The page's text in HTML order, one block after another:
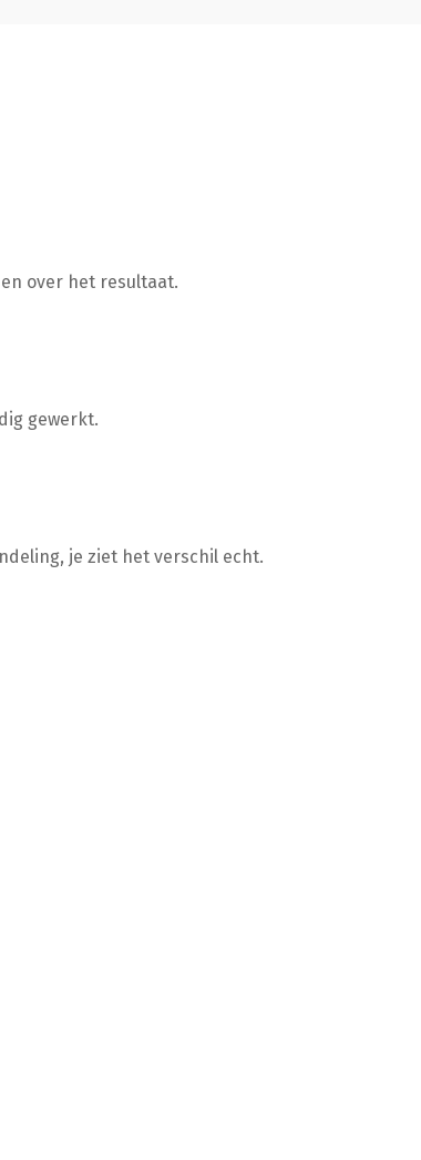
over het resultaat.
gewerkt.
je ziet het verschil echt.